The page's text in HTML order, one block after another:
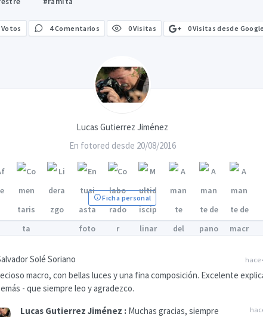
Votos 4 Comentarios 0 Visitas 0 Visitas desde Google
Lucas Gutierrez Jiménez
En fotored desde 20/08/2016
Ficha personal
hace
Solé Soriano
macro, con bellas luces y una fina composición. Excelente
- que siempre leo y agradezco.
Lucas Gutierrez Jiménez : Muchas gracias, siempre